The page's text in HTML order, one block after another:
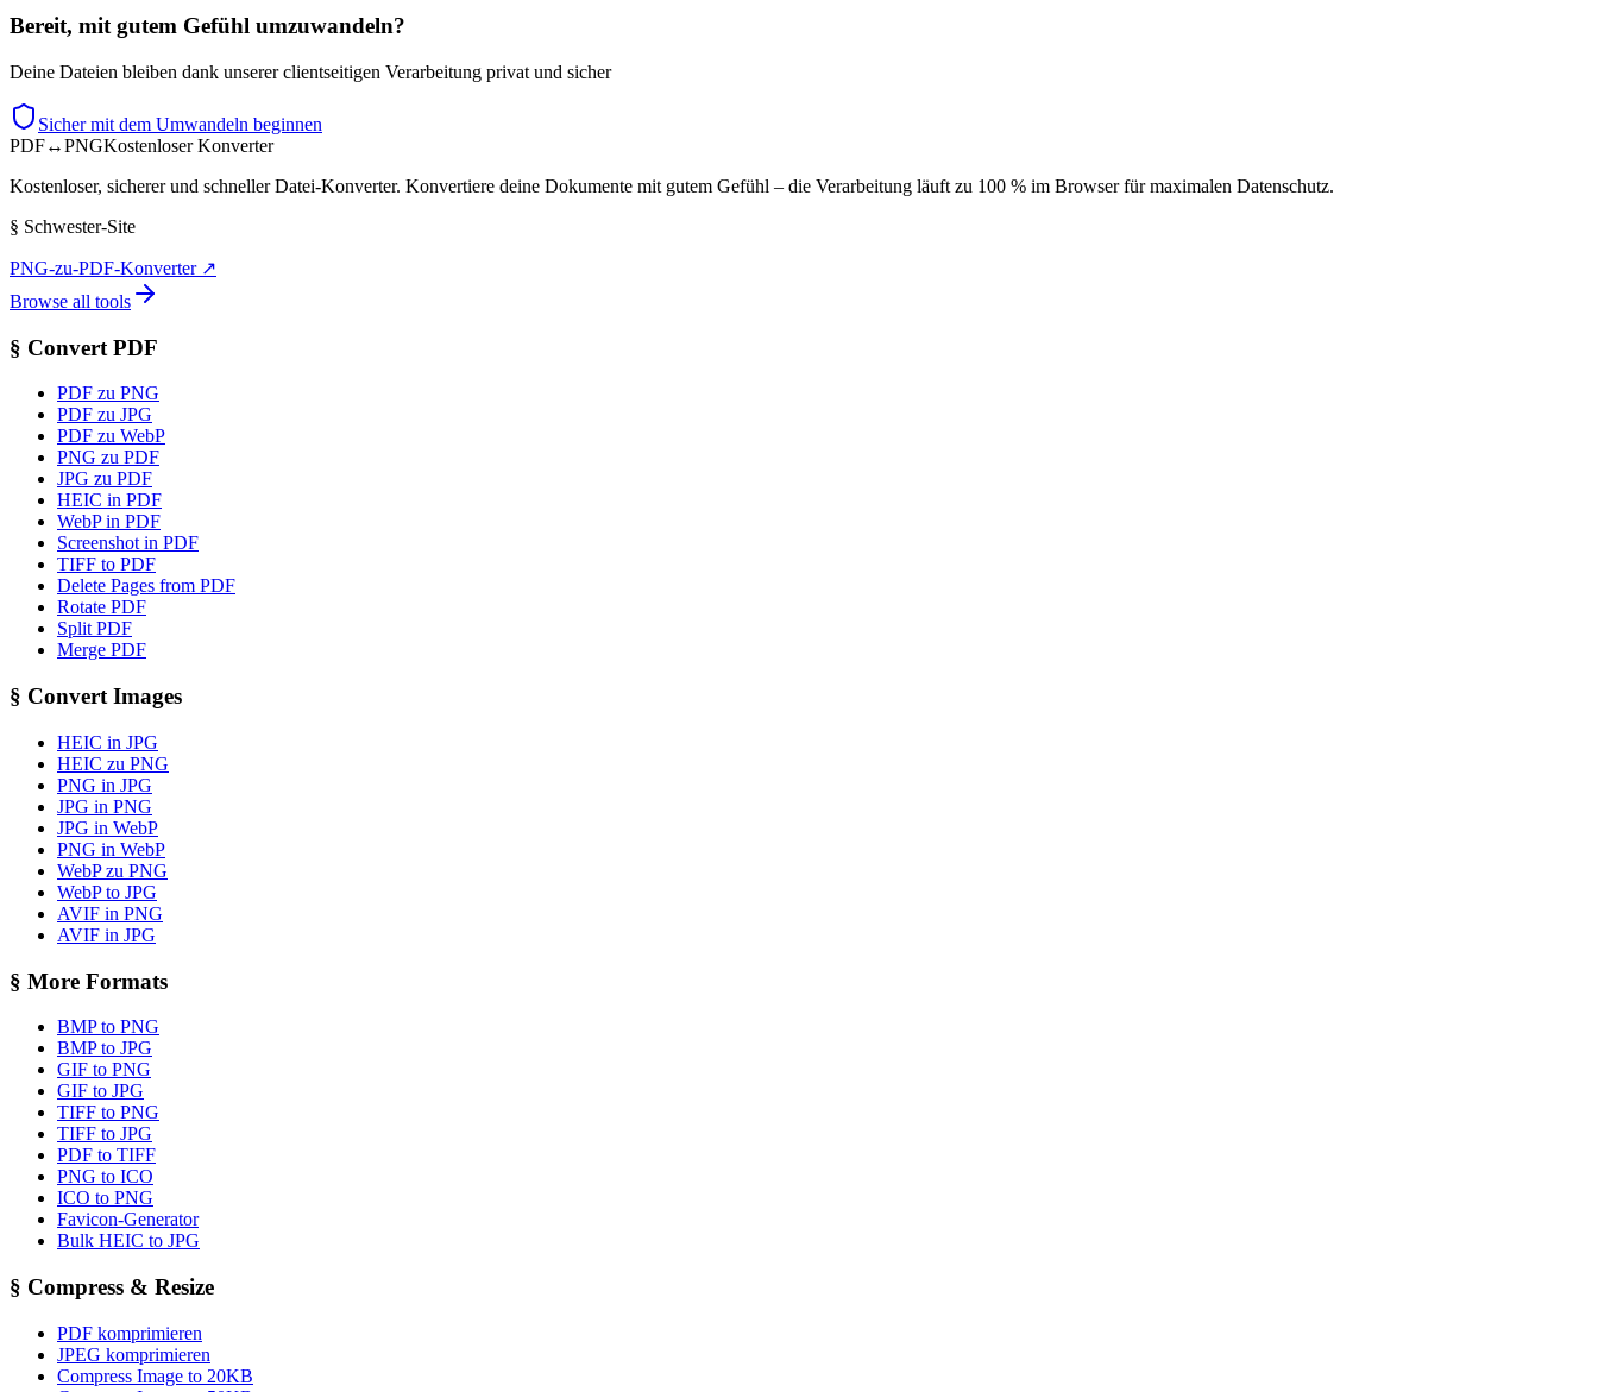
Bereit, mit gutem Gefühl umzuwandeln?
Deine Dateien bleiben dank unserer clientseitigen Verarbeitung privat und sicher
Sicher mit dem Umwandeln beginnen
PDF↔PNGKostenloser Konverter
Kostenloser, sicherer und schneller Datei-Konverter. Konvertiere deine Dokumente mit gutem Gefühl – die Verarbeitung läuft zu 100 % im Browser für maximalen Datenschutz.
§ Schwester-Site
PNG-zu-PDF-Konverter↗
Browse all tools
§ Convert PDF
PDF zu PNG
PDF zu JPG
PDF zu WebP
PNG zu PDF
JPG zu PDF
HEIC in PDF
WebP in PDF
Screenshot in PDF
TIFF to PDF
Delete Pages from PDF
Rotate PDF
Split PDF
Merge PDF
§ Convert Images
HEIC in JPG
HEIC zu PNG
PNG in JPG
JPG in PNG
JPG in WebP
PNG in WebP
WebP zu PNG
WebP to JPG
AVIF in PNG
AVIF in JPG
§ More Formats
BMP to PNG
BMP to JPG
GIF to PNG
GIF to JPG
TIFF to PNG
TIFF to JPG
PDF to TIFF
PNG to ICO
ICO to PNG
Favicon-Generator
Bulk HEIC to JPG
§ Compress & Resize
PDF komprimieren
JPEG komprimieren
Compress Image to 20KB